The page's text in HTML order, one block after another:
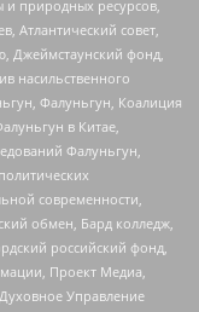
природных ресурсов,
Атлантический совет,
Джеймстаунский фонд,
насильственного
Фалуньгун, Коалиция
в Китае,
Фалуньгун,
современности,
обмен, Бард колледж,
российский фонд,
Проект Медиа,
Управление